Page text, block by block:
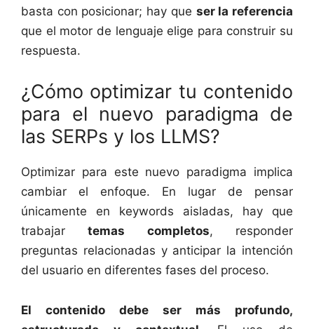
basta con posicionar; hay que ser la referencia
que el motor de lenguaje elige para construir su
respuesta.
¿Cómo optimizar tu contenido
para el nuevo paradigma de
las SERPs y los LLMS?
Optimizar para este nuevo paradigma implica
cambiar el enfoque. En lugar de pensar
únicamente en keywords aisladas, hay que
trabajartemas completos, responder
preguntas relacionadas y anticipar la intención
del usuario en diferentes fases del proceso.
El contenido debe ser más profundo,